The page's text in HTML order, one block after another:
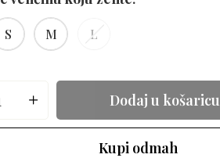
S M L
Dodaj u košaricu
Kupi odmah